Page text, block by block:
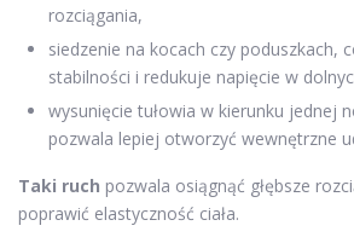
rozciągania,
siedzenie na kocach czy poduszkach,
stabilności i redukuje napięcie w
wysunięcie tułowia w kierunku jednej
pozwala lepiej otworzyć wewnętrzne
Taki ruch pozwala osiągnąć głębsze
poprawić elastyczność ciała.